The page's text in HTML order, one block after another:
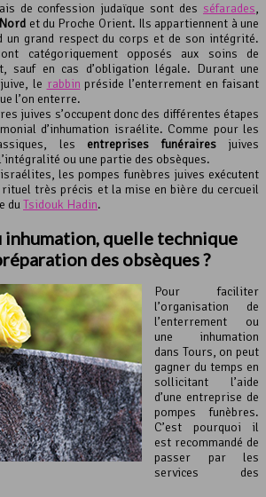
de confession judaïque sont des séfarades,
et du Proche Orient. Ils appartiennent à une
un grand respect du corps et de son intégrité.
catégoriquement opposés aux soins de
sauf en cas d’obligation légale. Durant une
le rabbin préside l’enterrement en faisant
l’on enterre.
juives s’occupent donc des différentes étapes
d’inhumation israélite. Comme pour les
les entreprises funérairesjuives
ou une partie des obsèques.
les pompes funèbres juives exécutent
rituel très précis et la mise en bière du cercueil
duTsidouk Hadin.
inhumation, quelle technique
des obsèques ?
Pour faciliter
l’organisation de
l’enterrement ou
une inhumation
dans Tours, on peut
gagner du temps en
sollicitant l’aide
d’une entreprise de
pompes funèbres.
C’est pourquoi il
est recommandé de
passer par les
services des